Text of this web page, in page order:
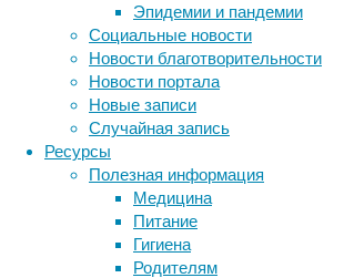
Эпидемии и пандемии
Социальные новости
Новости благотворительности
Новости портала
Новые записи
Случайная запись
Ресурсы
Полезная информация
Медицина
Питание
Гигиена
Родителям
созданные
огненные
вихри
способны
уничтожать
нефтяные
пятна
на
воде
гораздо
быстрее